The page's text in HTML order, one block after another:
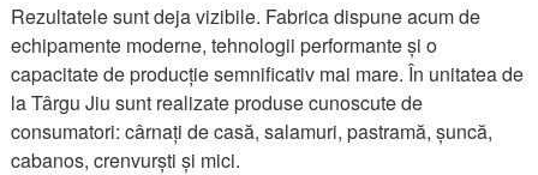
Rezultatele sunt deja vizibile. Fabrica dispune acum de
echipamente moderne, tehnologii performante și o
capacitate de producție semnificativ mai mare. În unitatea de
la Târgu Jiu sunt realizate produse cunoscute de
consumatori: cârnați de casă, salamuri, pastramă, șuncă,
cabanos, crenvurști și mici.